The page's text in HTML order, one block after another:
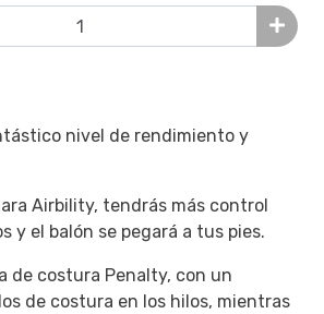
nivel de rendimiento y
Airbility, tendrás más control
y el balón se pegará a tus pies.
de costura Penalty, con un
de costura en los hilos, mientras